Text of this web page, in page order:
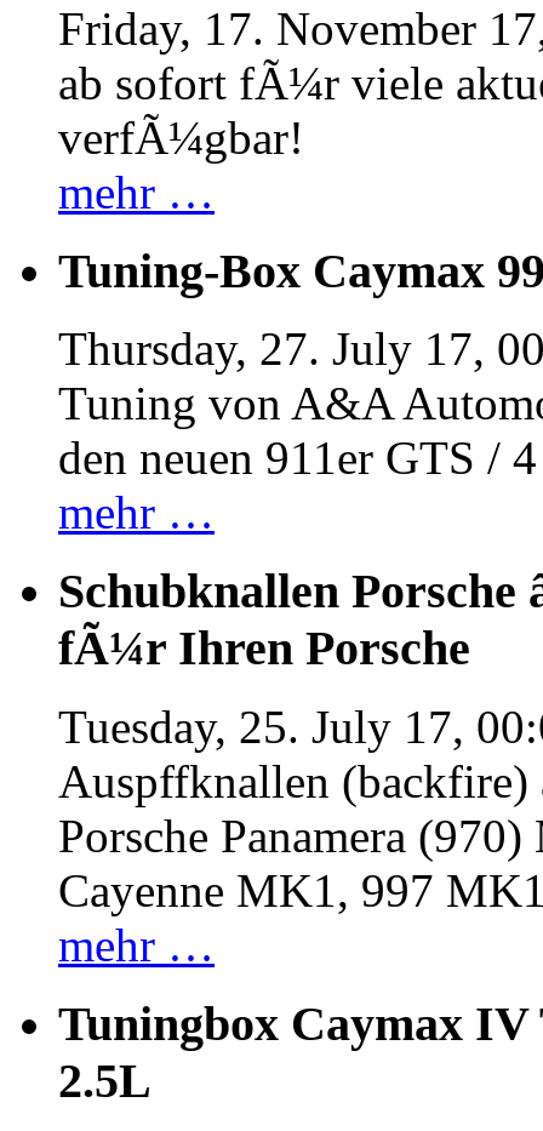
Friday, 17. November
ab sofort fÃ¼r viele
verfÃ¼gbar!
mehr …
Tuning-Box Caymax
Thursday, 27. July 17,
Tuning von A&A
den neuen 911er GTS /
mehr …
Schubknallen Porsche
fÃ¼r Ihren Porsche
Tuesday, 25. July 17,
Auspffknallen
Porsche Panamera
Cayenne MK1, 997
mehr …
Tuningbox Caymax IV
2.5L